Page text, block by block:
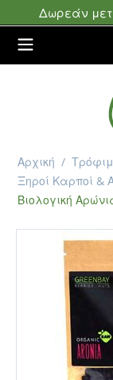
Δωρεάν
Αρχική /
Ξηροί Καρποί &
Βιολογική